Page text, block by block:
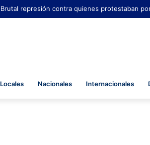
Brutal represión contra quienes protestaban
Locales Nacionales Internacionales